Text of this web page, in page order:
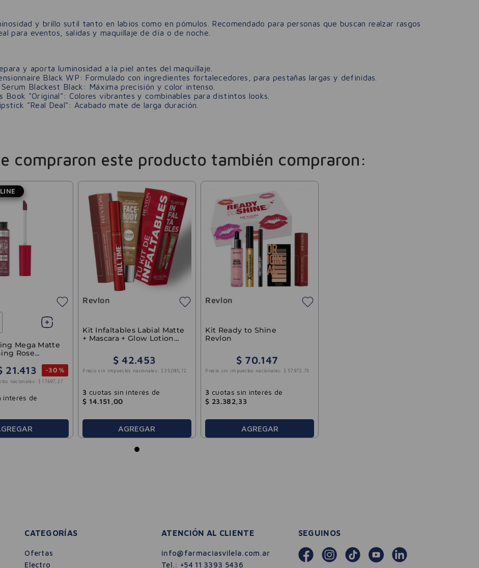
y brillo sutil tanto en labios como en pómulos. Recomendado para personas que buscan realzar rasgos
para eventos, salidas y maquillaje de día o de noche.
y aporta luminosidad a la piel antes del maquillaje.
Black WP: Formulado con ingredientes fortalecedores, para pestañas largas y definidas.
Blackest Black: Máxima precisión y color intenso.
Book "Original": Colores vibrantes y combinables para distintos looks.
"Real Deal": Acabado mate de larga duración.
compraron este producto también compraron:
Mega Matte
Rose
21.413 -30 %
nacionales: $ 17.697 27
interés de
Revlon
Kit Infaltables Labial Matte
+ Mascara + Glow Lotion
$ 42.453
Precio sin impuestos nacionales: $ 35.085, 12
3 cuotas sin interés de
$ 14.151 ,00
AGREGAR
Revlon
Kit Ready to Shine
Revlon
$ 70.147
Precio sin impuestos nacionales: $ 57.972 , 73
3 cuotas sin interés de
$ 23.382, 33
AGREGAR
CATEGORÍAS
Ofertas
Electro
ATENCIÓN AL CLIENTE
info@farmaciasvilela.com.ar
Tel.: +54 11 3393 5436
SEGUINOS